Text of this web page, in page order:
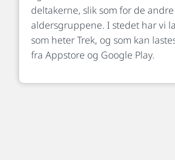
deltakerne, slik som for de andre
aldersgruppene. I stedet har vi
som heter Trek, og som kan
fra Appstore og Google Play.